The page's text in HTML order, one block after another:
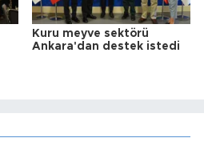
Kuru meyve sektörü
Ankara'dan destek istedi